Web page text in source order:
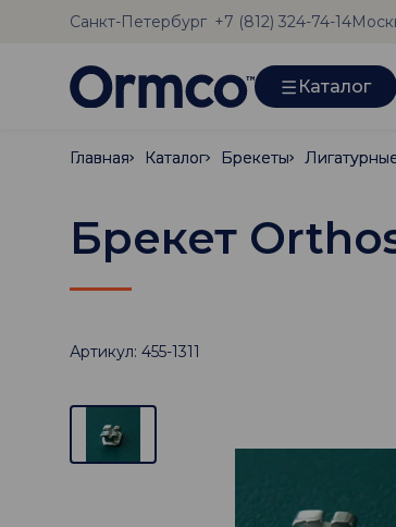
Санкт-Петербург +7 (812) 324-74-14
Каталог
Главная
Главная Каталог
Каталог Брекеты
Брекеты
Брекет
Артикул: 455-1311